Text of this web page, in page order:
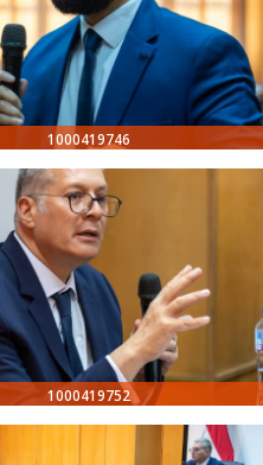
1000419746
1000419752